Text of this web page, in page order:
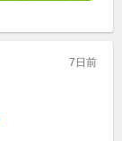
7日前